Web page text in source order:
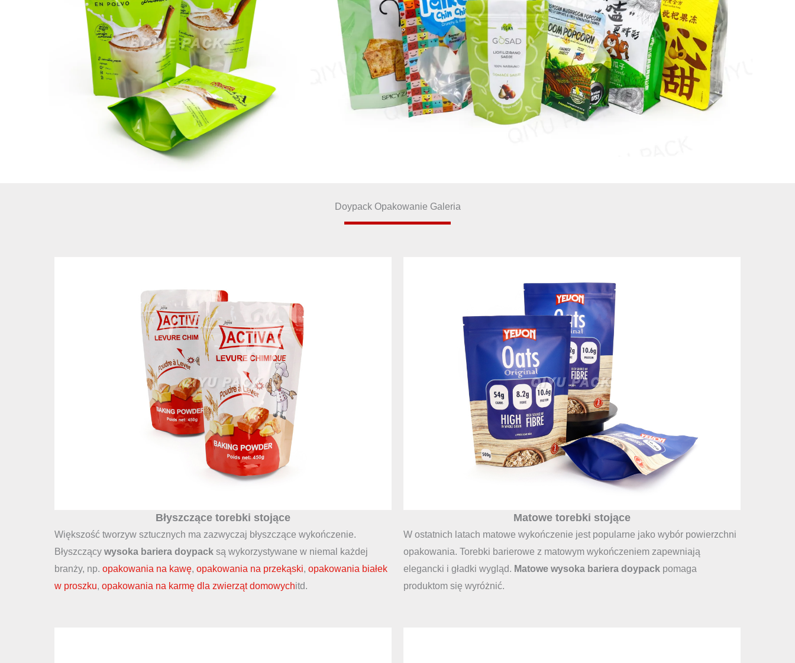
Doypack Opakowanie Galeria
Błyszczące torebki stojące
Większość tworzyw sztucznych ma zazwyczaj błyszczące wykończenie.
Błyszczący wysoka bariera doypack są wykorzystywane w niemal każdej
branży, np. opakowania na kawę, opakowania na przekąski, opakowania białek
w proszku, opakowania na karmę dla zwierząt domowychitd.
Matowe torebki stojące
W ostatnich latach matowe wykończenie jest popularne jako wybór powierzchni
opakowania. Torebki barierowe z matowym wykończeniem zapewniają
elegancki i gładki wygląd. Matowe wysoka bariera doypack pomaga
produktom się wyróżnić.